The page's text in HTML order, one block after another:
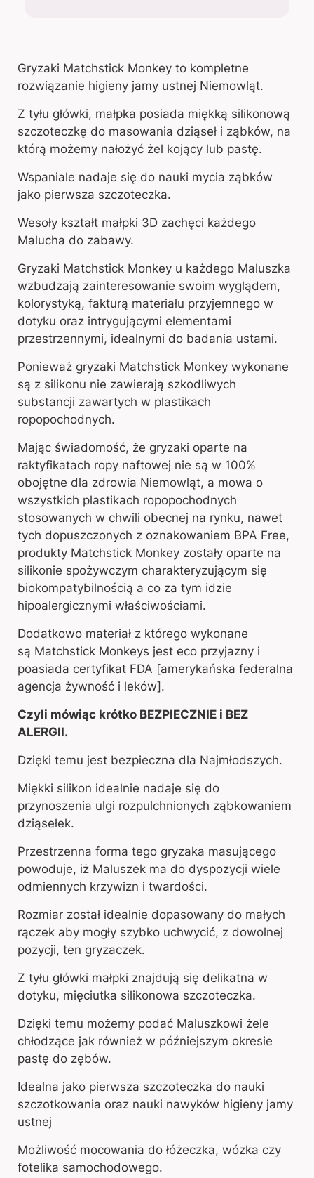
Gryzaki Matchstick Monkey to kompletne
rozwiązanie higieny jamy ustnej Niemowląt.
Z tyłu główki, małpka posiada miękką silikonową
szczoteczkę do masowania dziąseł i ząbków, na
którą możemy nałożyć żel kojący lub pastę.
Wspaniale nadaje się do nauki mycia ząbków
jako pierwsza szczoteczka.
Wesoły kształt małpki 3D zachęci każdego
Malucha do zabawy.
Gryzaki Matchstick Monkey u każdego Maluszka
wzbudzają zainteresowanie swoim wyglądem,
kolorystyką, fakturą materiału przyjemnego w
dotyku oraz intrygującymi elementami
przestrzennymi, idealnymi do badania ustami.
Ponieważ gryzaki Matchstick Monkey wykonane
są z silikonu nie zawierają szkodliwych
substancji zawartych w plastikach
ropopochodnych.
Mając świadomość, że gryzaki oparte na
raktyfikatach ropy naftowej nie są w 100%
obojętne dla zdrowia Niemowląt, a mowa o
wszystkich plastikach ropopochodnych
stosowanych w chwili obecnej na rynku, nawet
tych dopuszczonych z oznakowaniem BPA Free,
produkty Matchstick Monkey zostały oparte na
silikonie spożywczym charakteryzującym się
biokompatybilnością a co za tym idzie
hipoalergicznymi właściwościami.
Dodatkowo materiał z którego wykonane
są Matchstick Monkeys jest eco przyjazny i
poasiada certyfikat FDA [amerykańska federalna
agencja żywność i leków].
Czyli mówiąc krótko BEZPIECZNIE i BEZ
ALERGII.
Dzięki temu jest bezpieczna dla Najmłodszych.
Miękki silikon idealnie nadaje się do
przynoszenia ulgi rozpulchnionych ząbkowaniem
dziąsełek.
Przestrzenna forma tego gryzaka masującego
powoduje, iż Maluszek ma do dyspozycji wiele
odmiennych krzywizn i twardości.
Rozmiar został idealnie dopasowany do małych
rączek aby mogły szybko uchwycić, z dowolnej
pozycji, ten gryzaczek.
Z tyłu główki małpki znajdują się delikatna w
dotyku, mięciutka silikonowa szczoteczka.
Dzięki temu możemy podać Maluszkowi żele
chłodzące jak również w późniejszym okresie
pastę do zębów.
Idealna jako pierwsza szczoteczka do nauki
szczotkowania oraz nauki nawyków higieny jamy
ustnej
Możliwość mocowania do łóżeczka, wózka czy
fotelika samochodowego.